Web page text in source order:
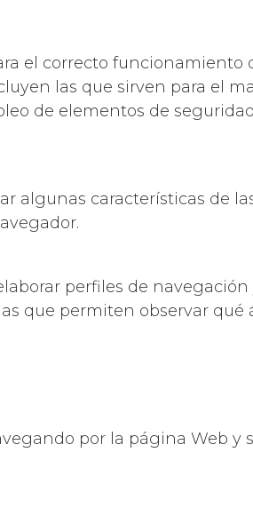
el correcto funcionamiento
las que sirven para el
de elementos de
algunas características de
perfiles de
que permiten observar
por la página Web y